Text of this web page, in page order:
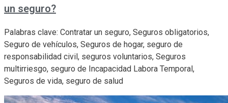
un seguro?
Palabras clave: Contratar un seguro, Seguros obligatorios,
Seguro de vehículos, Seguros de hogar, seguro de
responsabilidad civil, seguros voluntarios, Seguros
multirriesgo, seguro de Incapacidad Labora Temporal,
Seguros de vida, seguro de salud